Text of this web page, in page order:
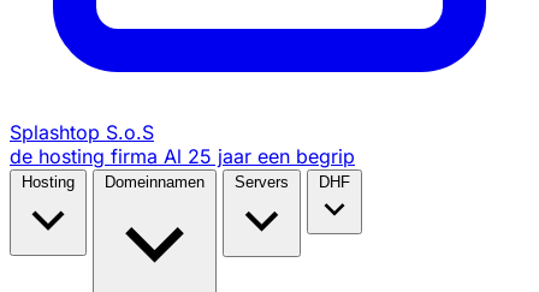
Splashtop S.o.S
de hosting firma Al 25 jaar een begrip
Hosting Domeinnamen Servers DHF